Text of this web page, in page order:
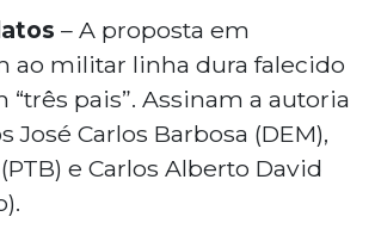
– A proposta em
ao militar linha dura falecido
“três pais”. Assinam a autoria
José Carlos Barbosa (DEM),
e Carlos Alberto David